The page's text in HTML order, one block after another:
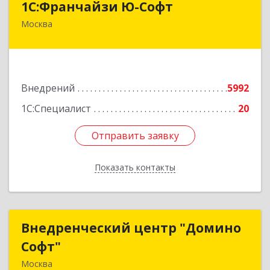
1С:Франчайзи Ю-Софт
Москва
Внедрений
5992
1С:Специалист
20
Отправить заявку
Показать контакты
117149, Москва г, вн.тер.г. муниципальный
Отправить заявку
Назад
Внедренческий центр "Домино
Софт"
Москва
Внедренческий центр "Домино